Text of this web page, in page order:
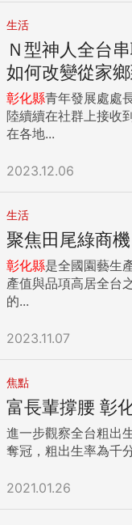
生活
Ｎ型神人全台
如何改變從家
彰化縣青年發展處處
陸續續在社群上接收
在各地...
2023.12.06
生活
聚焦田尾綠商機
彰化縣是全國園藝生
產值與品項高居全台
的...
2023.11.07
焦點
富長輩撐腰 彰
進一步觀察全台粗出
奪冠，粗出生率為千
2021.01.26